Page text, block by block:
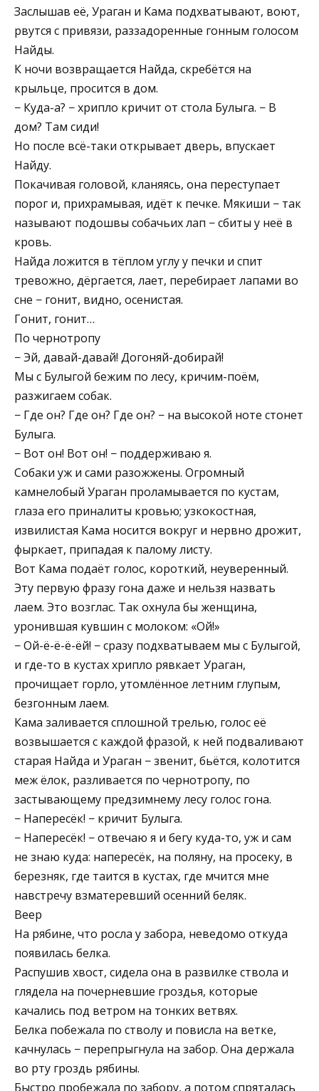
Заслышав её, Ураган и Кама подхватывают, воют,
рвутся с привязи, раззадоренные гонным голосом
Найды.
К ночи возвращается Найда, скребётся на
крыльце, просится в дом.
− Куда-а? − хрипло кричит от стола Булыга. − В
дом? Там сиди!
Но после всё-таки открывает дверь, впускает
Найду.
Покачивая головой, кланяясь, она переступает
порог и, прихрамывая, идёт к печке. Мякиши − так
называют подошвы собачьих лап − сбиты у неё в
кровь.
Найда ложится в тёплом углу у печки и спит
тревожно, дёргается, лает, перебирает лапами во
сне − гонит, видно, осенистая.
Гонит, гонит…
По чернотропу
− Эй, давай-давай! Догоняй-добирай!
Мы с Булыгой бежим по лесу, кричим-поём,
разжигаем собак.
− Где он? Где он? Где он? − на высокой ноте стонет
Булыга.
− Вот он! Вот он! − поддерживаю я.
Собаки уж и сами разожжены. Огромный
камнелобый Ураган проламывается по кустам,
глаза его приналиты кровью; узкокостная,
извилистая Кама носится вокруг и нервно дрожит,
фыркает, припадая к палому листу.
Вот Кама подаёт голос, короткий, неуверенный.
Эту первую фразу гона даже и нельзя назвать
лаем. Это возглас. Так охнула бы женщина,
уронившая кувшин с молоком: «Ой!»
− Ой-ё-ё-ё-ёй! − сразу подхватываем мы с Булыгой,
и где-то в кустах хрипло рявкает Ураган,
прочищает горло, утомлённое летним глупым,
безгонным лаем.
Кама заливается сплошной трелью, голос её
возвышается с каждой фразой, к ней подваливают
старая Найда и Ураган − звенит, бьётся, колотится
меж ёлок, разливается по чернотропу, по
застывающему предзимнему лесу голос гона.
− Напересёк! − кричит Булыга.
− Напересёк! − отвечаю я и бегу куда-то, уж и сам
не знаю куда: напересёк, на поляну, на просеку, в
березняк, где таится в кустах, где мчится мне
навстречу взматеревший осенний беляк.
Веер
На рябине, что росла у забора, неведомо откуда
появилась белка.
Распушив хвост, сидела она в развилке ствола и
глядела на почерневшие гроздья, которые
качались под ветром на тонких ветвях.
Белка побежала по стволу и повисла на ветке,
качнулась − перепрыгнула на забор. Она держала
во рту гроздь рябины.
Быстро пробежала по забору, а потом спряталась